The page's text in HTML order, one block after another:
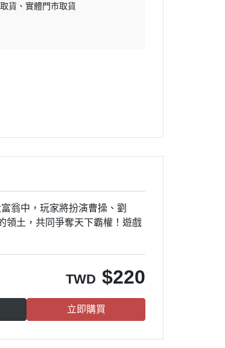
貨
實體門市取貨
翁中，玩家將扮演曹操、劉
領土，共同爭奪天下霸權！遊戲
TWD $220
立即購買